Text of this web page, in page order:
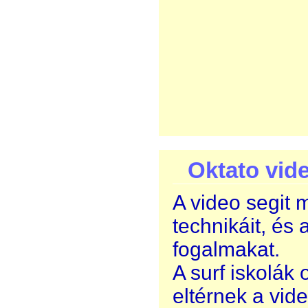
Oktato
A video segit
technikáit, és
fogalmakat.
A surf iskolák
eltérnek a